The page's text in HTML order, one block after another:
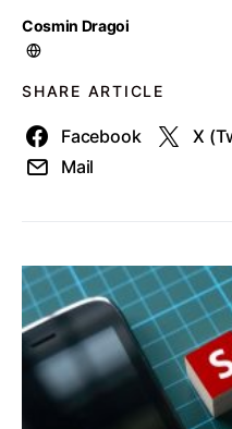
Cosmin Dragoi
SHARE ARTICLE
Facebook X
Mail